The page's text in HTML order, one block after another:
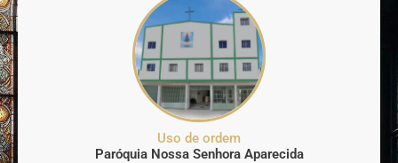
Uso de ordem
Paróquia Nossa Senhora Aparecida